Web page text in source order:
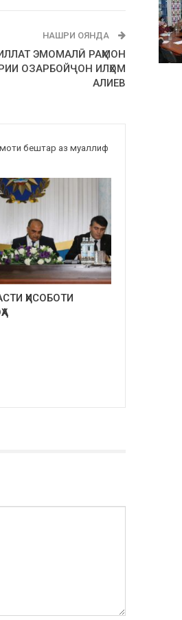
НАШРИ ОЯНДА
ЭМОМАЛӢ РАҲМОН
ОЗАРБОЙҶОН ИЛҲОМ
АЛИЕВ
бештар аз муаллиф
ҲИСОБОТИ